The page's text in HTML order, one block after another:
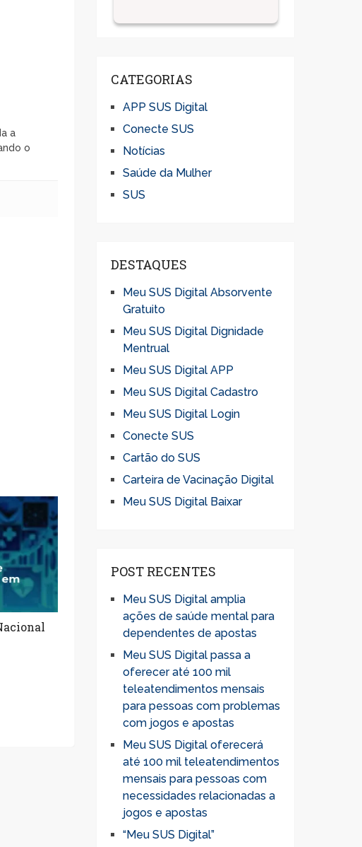
a
o
CATEGORIAS
APP SUS Digital
Conecte SUS
Notícias
Saúde da Mulher
SUS
DESTAQUES
Meu SUS Digital Absorvente
Gratuito
Meu SUS Digital Dignidade
Mentrual
Meu SUS Digital APP
Meu SUS Digital Cadastro
Meu SUS Digital Login
Conecte SUS
Cartão do SUS
Carteira de Vacinação Digital
Meu SUS Digital Baixar
POST RECENTES
Meu SUS Digital amplia
ações de saúde mental para
dependentes de apostas
Meu SUS Digital passa a
oferecer até 100 mil
teleatendimentos mensais
para pessoas com problemas
com jogos e apostas
Meu SUS Digital oferecerá
até 100 mil teleatendimentos
mensais para pessoas com
necessidades relacionadas a
jogos e apostas
“Meu SUS Digital”